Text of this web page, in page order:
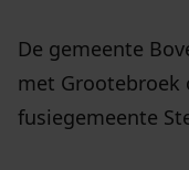
De gemeente
met Grootebroek
fusiegemeente